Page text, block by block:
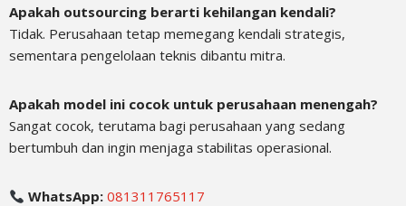
Apakah outsourcing berarti kehilangan kendali?
Tidak. Perusahaan tetap memegang kendali strategis,
sementara pengelolaan teknis dibantu mitra.
Apakah model ini cocok untuk perusahaan menengah?
Sangat cocok, terutama bagi perusahaan yang sedang
bertumbuh dan ingin menjaga stabilitas operasional.
WhatsApp: 081311765117